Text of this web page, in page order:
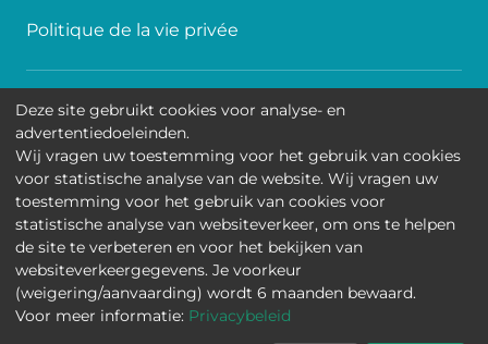
Politique de la vie privée
Toegankelijkheid
Contact
Cookies
Wettelijke mededelingen
Universitair Kinderziekenhuis Koningin Fabiola • Jean-
Joseph Crocqlaan 15 - 1020 Brussel
Deze site gebruikt cookies voor analyse- en
advertentiedoeleinden.
Wij vragen uw toestemming voor het gebruik van cookies
voor statistische analyse van de website. Wij vragen uw
toestemming voor het gebruik van cookies voor
statistische analyse van websiteverkeer, om ons te helpen
de site te verbeteren en voor het bekijken van
websiteverkeergegevens. Je voorkeur
(weigering/aanvaarding) wordt 6 maanden bewaard.
Voor meer informatie: Privacybeleid